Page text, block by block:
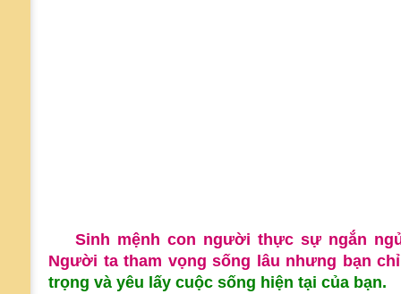
Sinh mệnh con người thực sự ngắn
Người ta tham vọng sống lâu nhưng bạn
trọng và yêu lấy cuộc sống hiện tại của bạn.